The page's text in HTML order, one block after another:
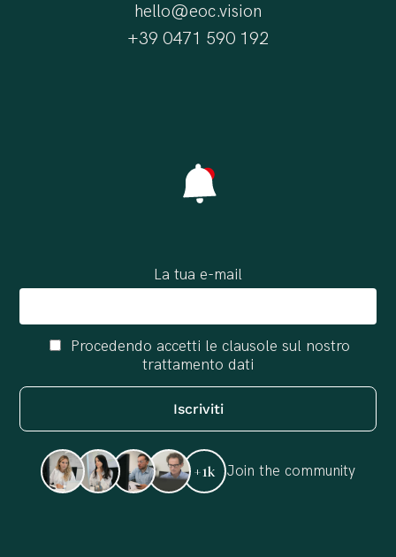
hello@eoc.vision
+39 0471 590 192
La tua e-mail
Procedendo accetti le clausole sul nostro
trattamento dati
+1k Join the community